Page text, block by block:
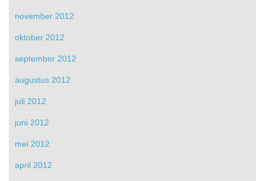
november 2012
oktober 2012
september 2012
augustus 2012
juli 2012
juni 2012
mei 2012
april 2012